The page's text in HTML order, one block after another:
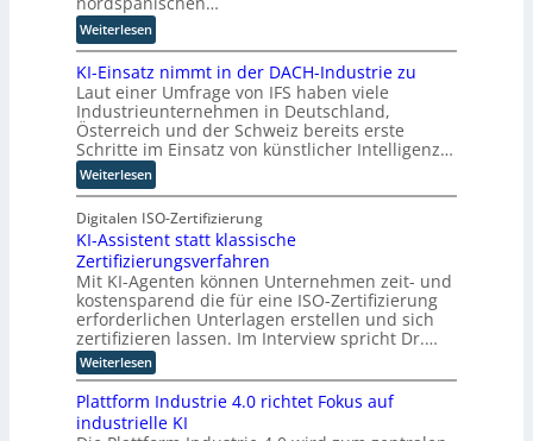
e
u
r
W
a
g
-
C
E
O
l
l
i
n
g
f
ü
r
T
t
o
r
t
e
Weiterlesen:
M
i
t
Q
u
a
n
t
e
n
c
o
m
p
u
t
n
g
KI-Einsatz nimmt in der DACH-Industrie zu
Laut einer Umfrage von IFS haben viele
Industrieunternehmen in Deutschland,
Österreich und der Schweiz bereits erste
Schritte im Einsatz von künstlicher Intelligenz…
Weiterlesen:
K
I
-
E
i
n
s
a
t
z
n
i
Digitalen ISO-Zertifizierung
KI-Assistent statt klassische
Zertifizierungsverfahren
Mit KI-Agenten können Unternehmen zeit- und
kostensparend die für eine ISO-Zertifizierung
erforderlichen Unterlagen erstellen und sich
zertifizieren lassen. Im Interview spricht Dr.…
Weiterlesen:
K
A
Plattform Industrie 4.0 richtet Fokus auf
industrielle KI